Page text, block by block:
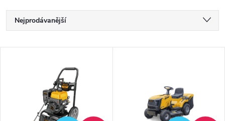
Ř
a
Nejprodávanější